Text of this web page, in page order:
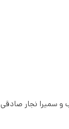
و سمیرا نجار صادقی